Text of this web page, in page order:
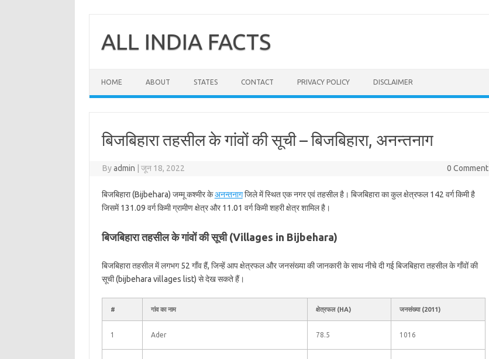
contentALL INDIA FACTS
HOME ABOUT STATES CONTACT PRIVACY POLICY DISCLAIMER
बिजबिहारा तहसील के गांवों की सूची – बिजबिहारा, अनन्तनाग
Byadmin जून 18, 2022 0 Comment
बिजबिहारा (Bijbehara) जम्मू कश्मीर केअनन्तनागजिले में स्थित एक नगर एवं तहसील है। बिजबिहारा का कुल क्षेत्रफल 142 वर्ग किमी है
जिसमें 131.09 वर्ग किमी ग्रामीण क्षेत्र और 11.01 वर्ग किमी शहरी क्षेत्र शामिल है।
बिजबिहारा तहसील के गांवों की सूची (Villages in Bijbehara)
बिजबिहारा तहसील में लगभग 52 गाँव हैं, जिन्हें आप क्षेत्रफल और जनसंख्या की जानकारी के साथ नीचे दी गई बिजबिहारा तहसील के गाँवों की
सूची (bijbehara villages list) से देख सकते हैं।
# गांव का नाम क्षेत्रफल (HA) जनसंख्या (2011)
1 Ader 78.5 1016